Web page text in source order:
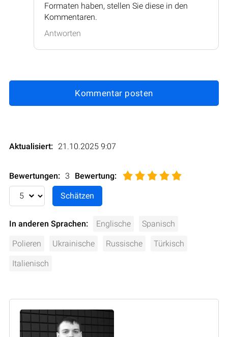
Formaten haben, stellen Sie diese in den
Kommentaren.
Antworten
Kommentar posten
Aktualisiert: 21.10.2025 9:07
Bewertungen: 3 Bewertung:
In anderen Sprachen: Englische Spanisch
Polieren Ukrainische Russische Türkisch
Italienisch